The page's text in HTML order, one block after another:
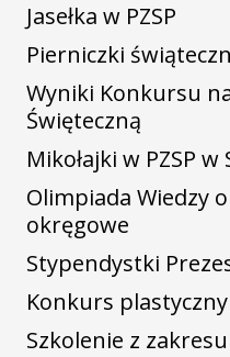
Jasełka w PZSP
Pierniczki
Wyniki Konkursu
Święteczną
Mikołajki w PZSP w
Olimpiada Wiedzy
okręgowe
Stypendystki
Konkurs plastyczny
Szkolenie z